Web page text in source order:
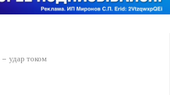
удар током